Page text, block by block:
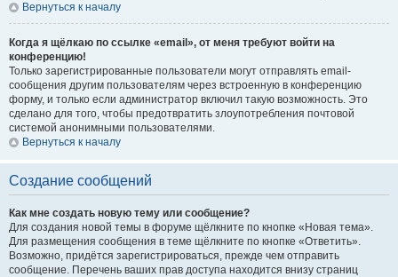
Вернуться к началу
Когда я щёлкаю по ссылке «email», от меня требуют войти на
конференцию!
Только зарегистрированные пользователи могут отправлять email-
сообщения другим пользователям через встроенную в конференцию
форму, и только если администратор включил такую возможность. Это
сделано для того, чтобы предотвратить злоупотребления почтовой
системой анонимными пользователями.
Вернуться к началу
Создание сообщений
Как мне создать новую тему или сообщение?
Для создания новой темы в форуме щёлкните по кнопке «Новая тема».
Для размещения сообщения в теме щёлкните по кнопке «Ответить».
Возможно, придётся зарегистрироваться, прежде чем отправить
сообщение. Перечень ваших прав доступа находится внизу страниц